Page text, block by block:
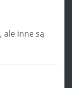
ale inne są